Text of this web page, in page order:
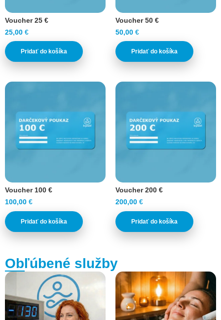
Voucher 25 €
25,00 €
Pridať do košíka
Voucher 50 €
50,00 €
Pridať do košíka
Voucher 100 €
100,00 €
Pridať do košíka
Voucher 200 €
200,00 €
Pridať do košíka
Obľúbené služby